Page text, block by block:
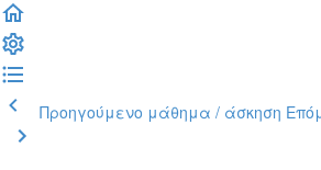
Προηγούμενο μάθημα / άσκηση